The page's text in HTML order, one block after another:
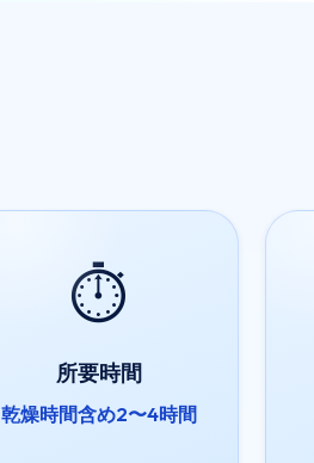
⏱️
所要時間
乾燥時間含め2〜4時間